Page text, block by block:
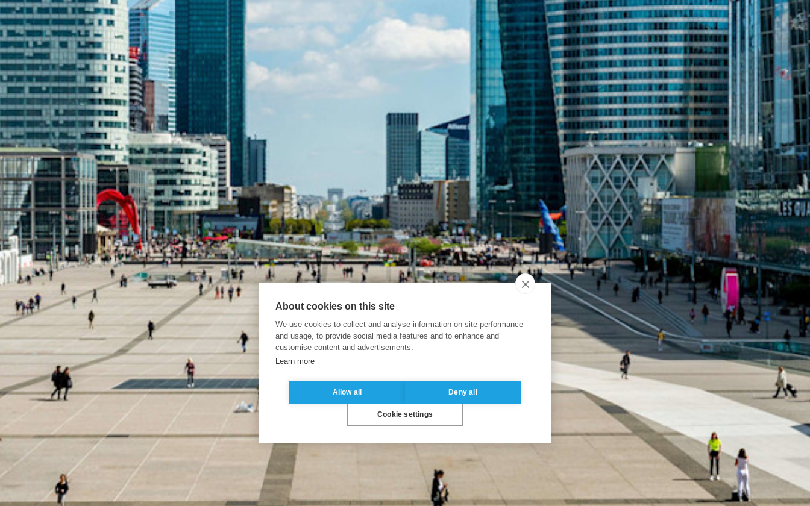
About cookies on this site
We use cookies to collect and analyse information on site performance
and usage, to provide social media features and to enhance and
customise content and advertisements.
Learn more
Allow all Deny all
Cookie settings